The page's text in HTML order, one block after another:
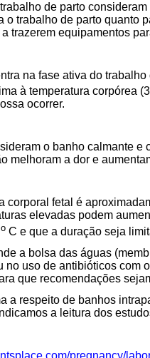
de parto
o trabalho de parto quanto
trazerem equipamentos
na fase ativa do
à temperatura corpórea
ocorrer.
o banho calmante
melhoram a dor e
corporal fetal é
elevadas podem
o C e que a duração seja
a bolsa das águas
no uso de antibióticos com
que recomendações
a respeito de banhos
a leitura dos
pregnancy/